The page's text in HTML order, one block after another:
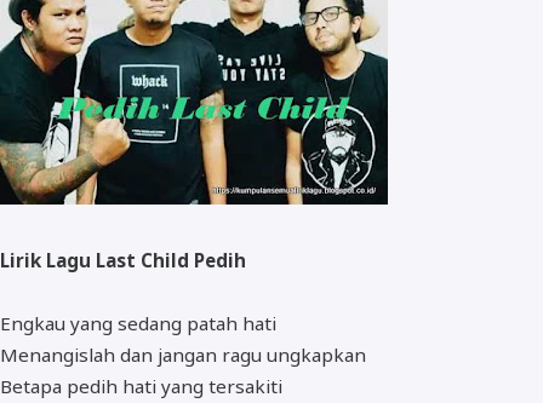
Lirik Lagu Last Child Pedih
Engkau yang sedang patah hati
Menangislah dan jangan ragu ungkapkan
Betapa pedih hati yang tersakiti